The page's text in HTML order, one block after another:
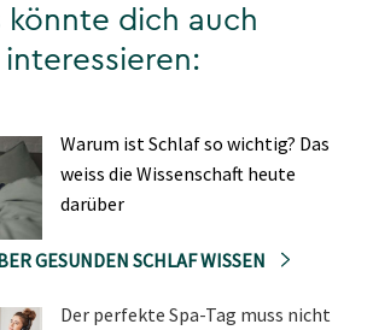
könnte dich auch
interessieren:
Warum ist Schlaf so wichtig? Das
weiss die Wissenschaft heute
darüber
GESUNDEN SCHLAF WISSEN
Der perfekte Spa-Tag muss nicht